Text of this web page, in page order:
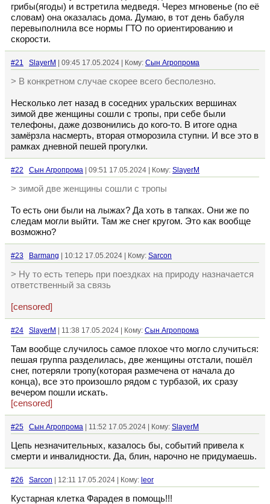
грибы(ягоды) и встретила медведя. Через мгновенье (по её
словам) она оказалась дома. Думаю, в тот день бабуля
перевыполнила все нормы ГТО по ориентированию и
скорости.
#21 SlayerM | 09:45 17.05.2024 | Кому: Сын Агропрома
> В конкретном случае скорее всего бесполезно.
Несколько лет назад в соседних уральских вершинах
зимой две женщины сошли с тропы, при себе были
телефоны, даже дозвонились до кого-то. В итоге одна
замёрзла насмерть, вторая отморозила ступни. И все это в
рамках дневной пешей прогулки.
#22 Сын Агропрома | 09:51 17.05.2024 | Кому: SlayerM
> зимой две женщины сошли с тропы
То есть они были на лыжах? Да хоть в тапках. Они же по
следам могли выйти. Там же снег кругом. Это как вообще
возможно?
#23 Barmang | 10:12 17.05.2024 | Кому: Sarcon
> Ну то есть теперь при поездках на природу назначается
ответственный за связь
[censored]
#24 SlayerM | 11:38 17.05.2024 | Кому: Сын Агропрома
Там вообще случилось самое плохое что могло случиться:
пешая группа разделилась, две женщины отстали, пошёл
снег, потеряли тропу(которая размечена от начала до
конца), все это произошло рядом с турбазой, их сразу
вечером пошли искать.
[censored]
#25 Сын Агропрома | 11:52 17.05.2024 | Кому: SlayerM
Цепь незначительных, казалось бы, событий привела к
смерти и инвалидности. Да, блин, нарочно не придумаешь.
#26 Sarcon | 12:11 17.05.2024 | Кому: leor
Кустарная клетка Фарадея в помощь!!!